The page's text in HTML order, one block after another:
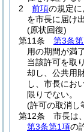
2
前項の規定
を市長に届け
(原状回復)
第11条
第3条
用の期間が満
当該許可を取
却し、公共用
し、市長にお
限りでない。
(許可の取消し
第12条
市長は、
第3条第1項の